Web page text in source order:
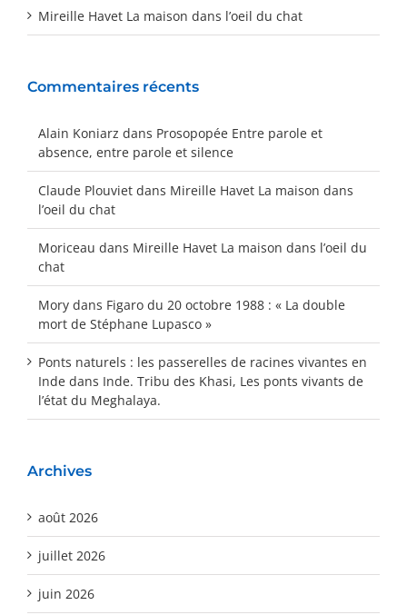
Mireille Havet La maison dans l’oeil du chat
Commentaires récents
Alain Koniarz dans Prosopopée Entre parole et
absence, entre parole et silence
Claude Plouviet dans Mireille Havet La maison dans
l’oeil du chat
Moriceau dans Mireille Havet La maison dans l’oeil du
chat
Mory dans Figaro du 20 octobre 1988 : « La double
mort de Stéphane Lupasco »
Ponts naturels : les passerelles de racines vivantes en
Inde dans Inde. Tribu des Khasi, Les ponts vivants de
l’état du Meghalaya.
Archives
août 2026
juillet 2026
juin 2026